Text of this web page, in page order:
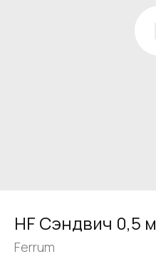
HF Сэндвич 0,5 м
Ferrum